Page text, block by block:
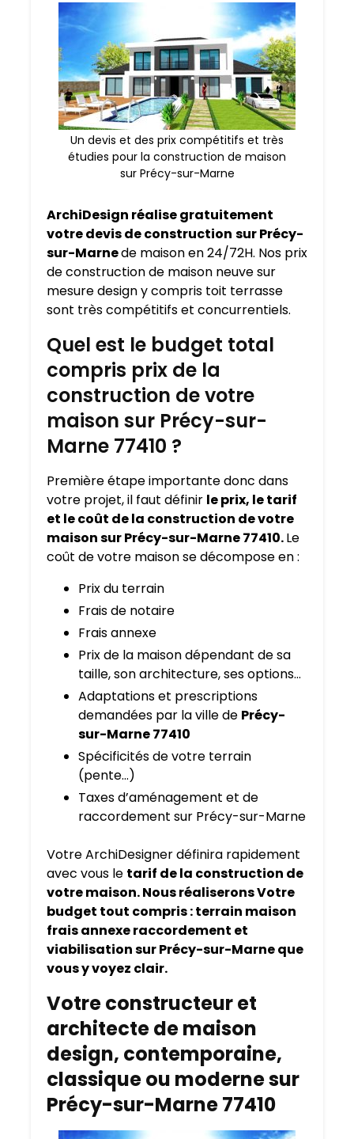
Un devis et des prix compétitifs et très
étudies pour la construction de maison
sur Précy-sur-Marne
ArchiDesign réalise gratuitement
votre devis de construction sur Précy-
sur-Marnede maison en 24/72H. Nos prix
de construction de maison neuve sur
mesure design y compris toit terrasse
sont très compétitifs et concurrentiels.
Quel est le budget total
compris prix de la
construction de votre
maison sur Précy-sur-
Marne 77410 ?
Première étape importante donc dans
votre projet, il faut définir le prix, le tarif
et le coût de la construction de votre
maison sur Précy-sur-Marne 77410.Le
coût de votre maison se décompose en :
Prix du terrain
Frais de notaire
Frais annexe
Prix de la maison dépendant de sa
taille, son architecture, ses options…
Adaptations et prescriptions
demandées par la ville de Précy-
sur-Marne 77410
Spécificités de votre terrain
(pente…)
Taxes d’aménagement et de
raccordement sur Précy-sur-Marne
Votre ArchiDesigner définira rapidement
avec vous le tarif de la construction de
votre maison. Nous réaliserons Votre
budget tout compris : terrain maison
frais annexe raccordement et
viabilisation sur Précy-sur-Marne que
vous y voyez clair.
Votre constructeur et
architecte de maison
design, contemporaine,
classique ou moderne sur
Précy-sur-Marne 77410